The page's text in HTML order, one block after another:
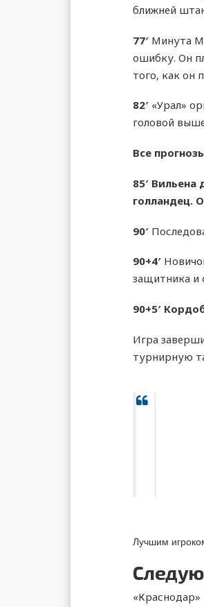
ближней
77′ Минута
ошибку. Он
того, как он
82′ «Урал»
головой
Все
85′ Вильена
голландец.
90′
90+4′
защитника и
90+5′
Игра
турнирную
Лучшим
«Краснодар»